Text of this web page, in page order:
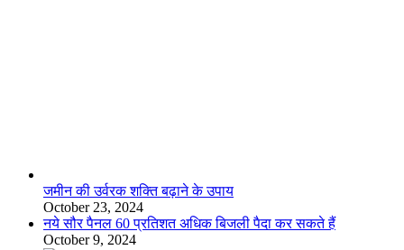
जमीन की उर्वरक शक्ति बढ़ाने के उपाय
October 23, 2024
नये सौर पैनल 60 प्रतिशत अधिक बिजली पैदा कर सकते हैं
October 9, 2024